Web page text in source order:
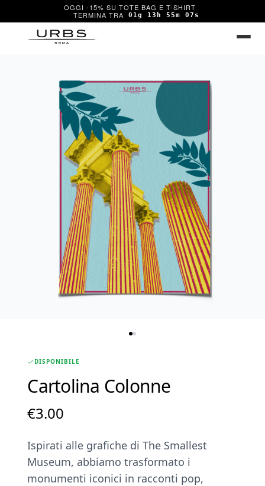
OGGI -15% SU TOTE BAG E T-SHIRT
01g 13h 55m 07s
DISPONIBILE
Cartolina Colonne
€3.00
Ispirati alle grafiche di The Smallest
Museum, abbiamo trasformato i
monumenti iconici in racconti pop,